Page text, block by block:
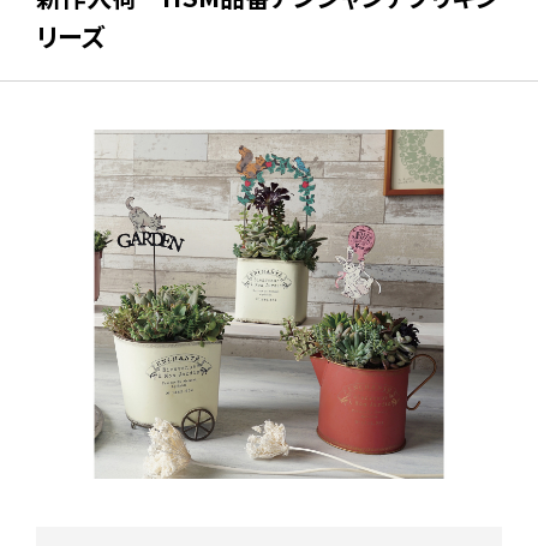
お知らせ
会社概要
デジタルカタログ
販促用POP
Stock status
在庫/商品情報
Instagram
リーズ